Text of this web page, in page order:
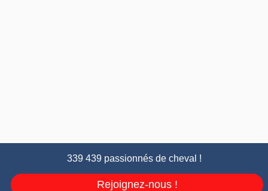
339 439 passionnés de cheval !
Rejoignez-nous !